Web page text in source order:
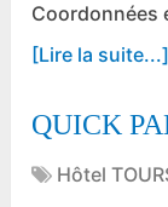
Coordonnées
[Lire la suite...]
QUICK
Hôtel